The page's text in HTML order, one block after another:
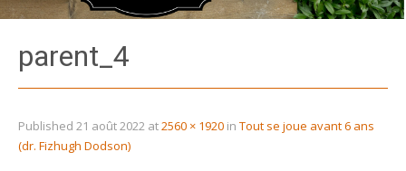
parent_4
Published 21 août 2022 at2560 × 1920 in Tout se joue avant 6 ans
(dr. Fizhugh Dodson)